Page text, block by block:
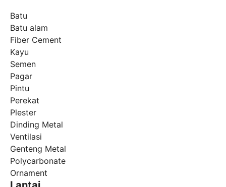
Batu
Batu alam
Fiber Cement
Kayu
Semen
Pagar
Pintu
Perekat
Plester
Dinding Metal
Ventilasi
Genteng Metal
Polycarbonate
Ornament